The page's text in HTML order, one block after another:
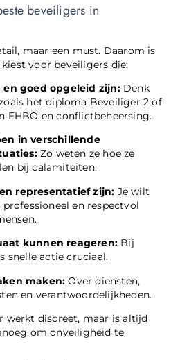
beveiligers in
maar een must. Daarom is
voor beveiligers die:
en goed opgeleid zijn:Denk
het diploma Beveiliger 2 of
EHBO en conflictbeheersing.
in verschillende
Zo weten ze hoe ze
bij calamiteiten.
representatief zijn: Je wilt
en respectvol
kunnen reageren: Bij
snelle actie cruciaal.
maken: Over diensten,
en verantwoordelijkheden.
werkt discreet, maar is altijd
om onveiligheid te